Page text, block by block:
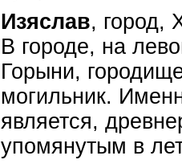
Изяслав, город,
В городе, на
Горыни,
могильник.
является,
упомянутым в